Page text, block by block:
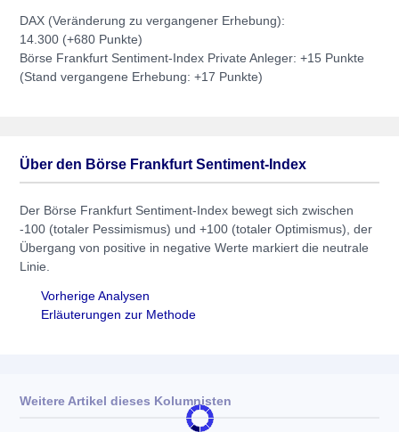
DAX (Veränderung zu vergangener Erhebung):
14.300 (+680 Punkte)
Börse Frankfurt Sentiment-Index Private Anleger: +15 Punkte
(Stand vergangene Erhebung: +17 Punkte)
Über den Börse Frankfurt Sentiment-Index
Der Börse Frankfurt Sentiment-Index bewegt sich zwischen
-100 (totaler Pessimismus) und +100 (totaler Optimismus), der
Übergang von positive in negative Werte markiert die neutrale
Linie.
Vorherige Analysen
Erläuterungen zur Methode
Weitere Artikel dieses Kolumnisten